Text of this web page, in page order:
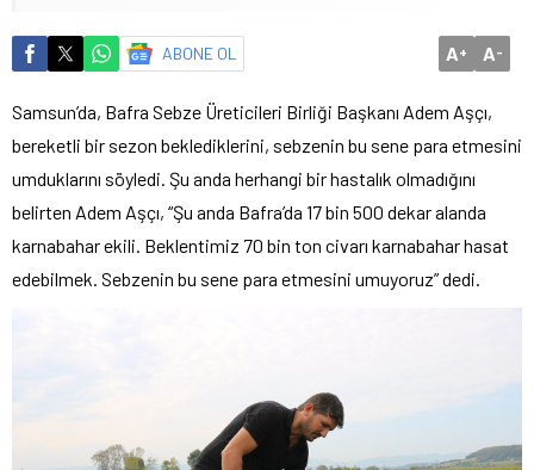
ABONE OL A+ A-
Samsun’da, Bafra Sebze Üreticileri Birliği Başkanı Adem Aşçı,
bereketli bir sezon beklediklerini, sebzenin bu sene para etmesini
umduklarını söyledi. Şu anda herhangi bir hastalık olmadığını
belirten Adem Aşçı, “Şu anda Bafra’da 17 bin 500 dekar alanda
karnabahar ekili. Beklentimiz 70 bin ton civarı karnabahar hasat
edebilmek. Sebzenin bu sene para etmesini umuyoruz” dedi.